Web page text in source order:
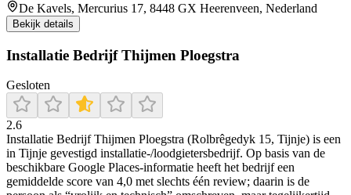
De Kavels, Mercurius 17, 8448 GX Heerenveen, Nederland
Bekijk details
Installatie Bedrijf Thijmen Ploegstra
Gesloten
2.6
Installatie Bedrijf Thijmen Ploegstra (Rolbrêgedyk 15, Tijnje) is een
in Tijnje gevestigd installatie-/loodgietersbedrijf. Op basis van de
beschikbare Google Places-informatie heeft het bedrijf een
gemiddelde score van 4,0 met slechts één review; daarin is de